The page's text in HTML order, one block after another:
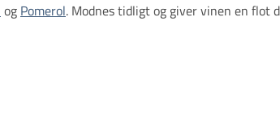
og Pomerol. Modnes tidligt og giver vinen en flot